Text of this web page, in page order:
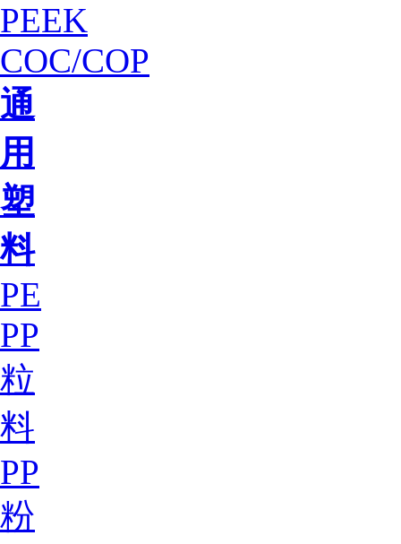
PEEK
COC/COP
通
用
塑
料
PE
PP
粒
料
PP
粉